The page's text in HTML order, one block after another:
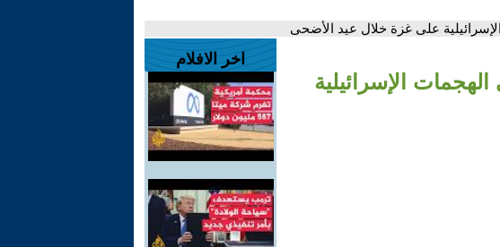
على غزة خلال عيد الأضحى
الإسرائيلية
اخر الافلام